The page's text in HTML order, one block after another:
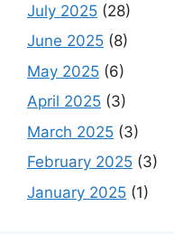
July 2025 (28)
June 2025 (8)
May 2025 (6)
April 2025 (3)
March 2025 (3)
February 2025 (3)
January 2025 (1)